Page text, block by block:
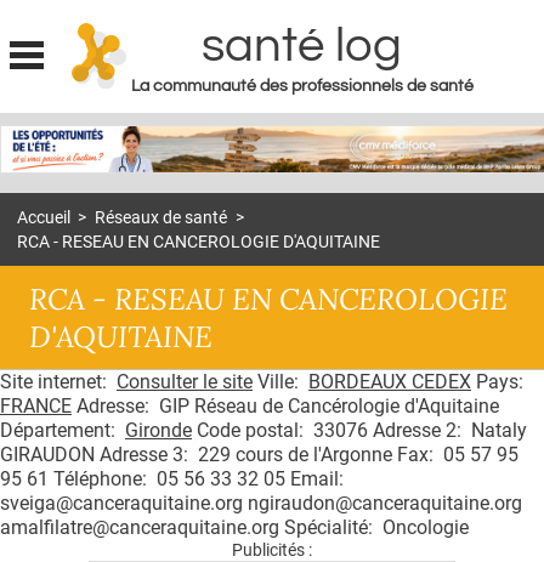
Jump to navigation
santé log
La communauté des professionnels de santé
MON COMPTE
S'ABONNER À LA REVUE SOIN À DOMICILE
DOSSIERS
RÉSEAUX
E-REVUE SAD
THÉMA
L'APP
Accueil > Réseaux de santé >
RCA - RESEAU EN CANCEROLOGIE D'AQUITAINE
RCA - RESEAU EN CANCEROLOGIE
D'AQUITAINE
Site internet: Consulter le site Ville: BORDEAUX CEDEX Pays:
FRANCE Adresse: GIP Réseau de Cancérologie d'Aquitaine
Département: Gironde Code postal: 33076 Adresse 2: Nataly
GIRAUDON Adresse 3: 229 cours de l'Argonne Fax: 05 57 95
95 61 Téléphone: 05 56 33 32 05 Email:
sveiga@canceraquitaine.org ngiraudon@canceraquitaine.org
amalfilatre@canceraquitaine.org Spécialité: Oncologie
Publicités :